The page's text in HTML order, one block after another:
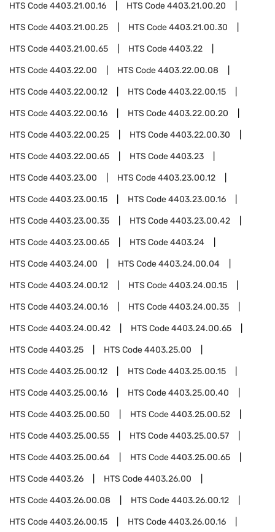
HTS Code4403.21.00.16 HTS Code4403.21.00.20
HTS Code4403.21.00.25 HTS Code4403.21.00.30
HTS Code4403.21.00.65 HTS Code4403.22
HTS Code4403.22.00 HTS Code4403.22.00.08
HTS Code4403.22.00.12 HTS Code4403.22.00.15
HTS Code4403.22.00.16 HTS Code4403.22.00.20
HTS Code4403.22.00.25 HTS Code4403.22.00.30
HTS Code4403.22.00.65 HTS Code4403.23
HTS Code4403.23.00 HTS Code4403.23.00.12
HTS Code4403.23.00.15 HTS Code4403.23.00.16
HTS Code4403.23.00.35 HTS Code4403.23.00.42
HTS Code4403.23.00.65 HTS Code4403.24
HTS Code4403.24.00 HTS Code4403.24.00.04
HTS Code4403.24.00.12 HTS Code4403.24.00.15
HTS Code4403.24.00.16 HTS Code4403.24.00.35
HTS Code4403.24.00.42 HTS Code4403.24.00.65
HTS Code4403.25 HTS Code4403.25.00
HTS Code4403.25.00.12 HTS Code4403.25.00.15
HTS Code4403.25.00.16 HTS Code4403.25.00.40
HTS Code4403.25.00.50 HTS Code4403.25.00.52
HTS Code4403.25.00.55 HTS Code4403.25.00.57
HTS Code4403.25.00.64 HTS Code4403.25.00.65
HTS Code4403.26 HTS Code4403.26.00
HTS Code4403.26.00.08 HTS Code4403.26.00.12
HTS Code4403.26.00.15 HTS Code4403.26.00.16